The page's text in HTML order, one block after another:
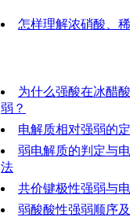
怎样理解浓硝酸、
为什么强酸在冰醋
弱？
电解质相对强弱的
弱电解质的判定与
法
共价键极性强弱与
弱酸酸性强弱顺序